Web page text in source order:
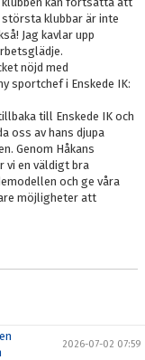
klubbar är inte
Jag kavlar upp
nöjd med
sportchef i Enskede IK:
till Enskede IK och
oss av hans djupa
Genom Håkans
vi en väldigt bra
och ge våra
möjligheter att
2026-07-02 07:59